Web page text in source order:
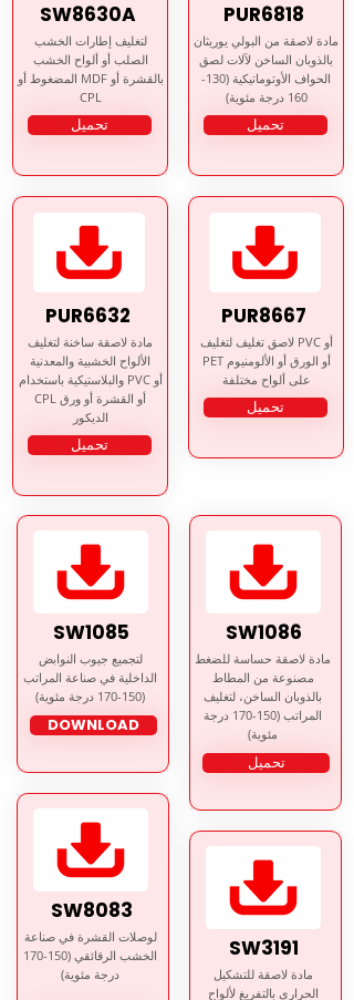
SW8630A
لتغليف إطارات الخشب
الصلب أو ألواح الخشب
المضغوط أو MDF بالقشرة أو
CPL
تحميل
PUR6632
مادة لاصقة ساخنة لتغليف
الألواح الخشبية والمعدنية
والبلاستيكية باستخدام PVC أو
CPL أو القشرة أو ورق
الديكور
تحميل
PUR6818
مادة لاصقة من البولي يوريثان
بالذوبان الساخن لآلات لصق
الحواف الأوتوماتيكية (130-
160 درجة مئوية)
تحميل
PUR8667
لاصق تغليف لتغليف PVC أو
PET أو الورق أو الألومنيوم
على ألواح مختلفة
تحميل
SW1085
لتجميع جيوب النوابض
الداخلية في صناعة المراتب
(150-170 درجة مئوية)
DOWNLOAD
SW8083
لوصلات القشرة في صناعة
الخشب الرقائقي (150-170
درجة مئوية)
SW1086
مادة لاصقة حساسة للضغط
مصنوعة من المطاط
بالذوبان الساخن، لتغليف
المراتب (150-170 درجة
مئوية)
تحميل
SW3191
مادة لاصقة للتشكيل
الحراري بالتفريغ لألواح